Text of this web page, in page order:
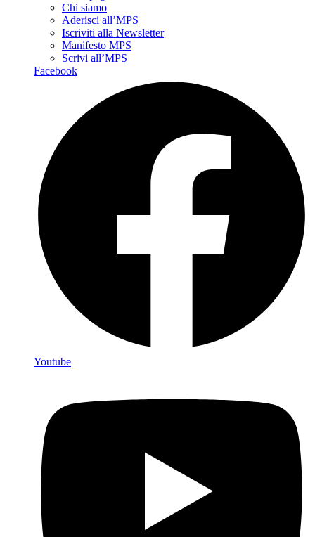
Chi siamo
Aderisci all’MPS
Iscriviti alla Newsletter
Manifesto MPS
Scrivi all’MPS
Facebook
Youtube